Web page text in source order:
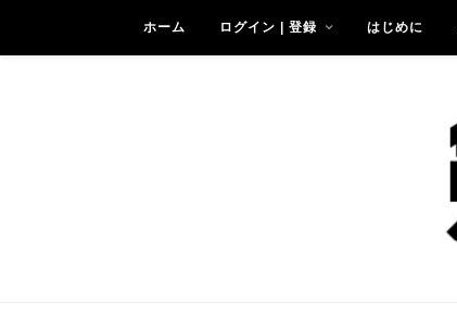
ホーム ログイン | 登録 はじめに